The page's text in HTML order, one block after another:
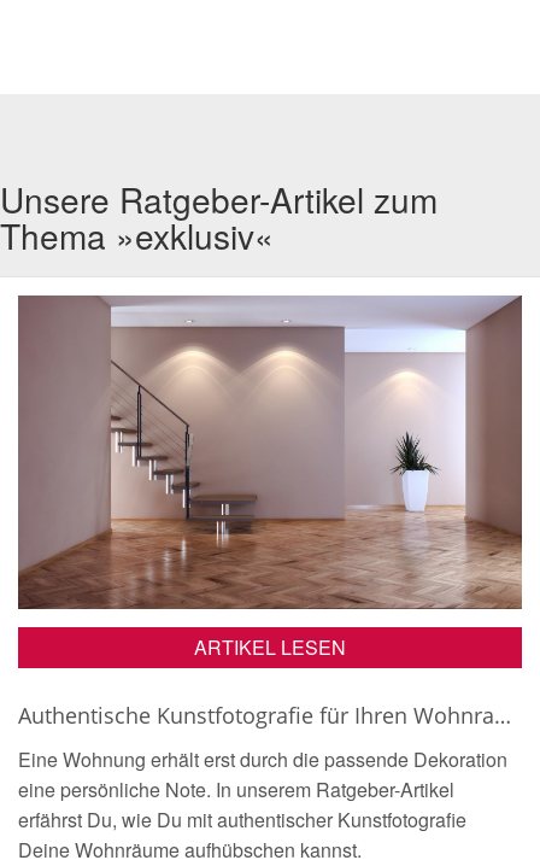
Unsere Ratgeber-Artikel zum
Thema »exklusiv«
ARTIKEL LESEN
Authentische Kunstfotografie für Ihren Wohnraum - exklusiv und limitiert
Eine Wohnung erhält erst durch die passende Dekoration
eine persönliche Note. In unserem Ratgeber-Artikel
erfährst Du, wie Du mit authentischer Kunstfotografie
Deine Wohnräume aufhübschen kannst.